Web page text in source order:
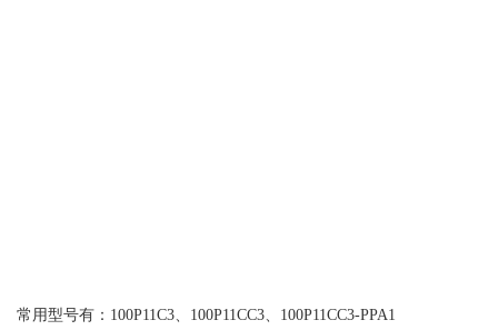
常用型号有：100P11C3、100P11CC3、100P11CC3-PPA1